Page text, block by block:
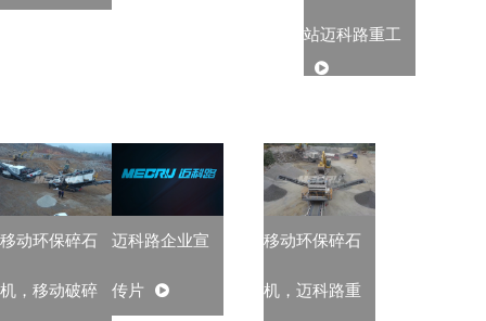
站迈科路重工
移动环保碎石
机，移动破碎
迈科路企业宣
传片
移动环保碎石
机，迈科路重